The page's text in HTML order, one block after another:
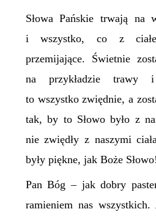
Słowa Pańskie trwają na
i wszystko, co z
przemijające. Świetnie
na przykładzie trawy
to wszystko zwiędnie, a
tak, by to Słowo było z
nie zwiędły z naszymi
były piękne, jak Boże Słowo!
Pan Bóg – jak dobry
ramieniem nas wszystkich.